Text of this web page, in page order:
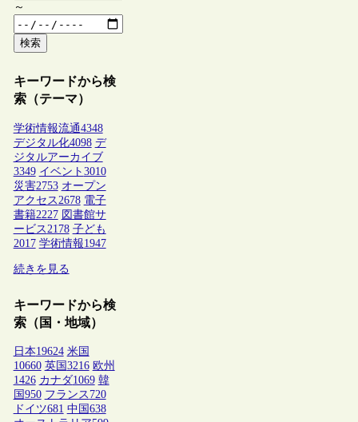
～
検索
キーワードから検
索（テーマ）
学術情報流通4348
デジタル化4098 デ
ジタルアーカイブ
3349 イベント 3010
災害2753 オープン
アクセス 2678 電子
書籍2227 図書館サ
ービス 2178 子ども
2017 学術情報1947
続きを見る
キーワードから検
索（国・地域）
日本19624 米国
10660 英国 3216 欧州
1426 カナダ1069 韓
国 950 フランス 720
ドイツ681 中国 638